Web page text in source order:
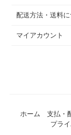
配送方法・送料
マイアカウント
ホーム 支払・
プラ